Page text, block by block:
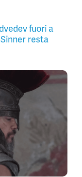
fuori a
resta